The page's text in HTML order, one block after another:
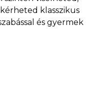
klasszikus
és gyermek